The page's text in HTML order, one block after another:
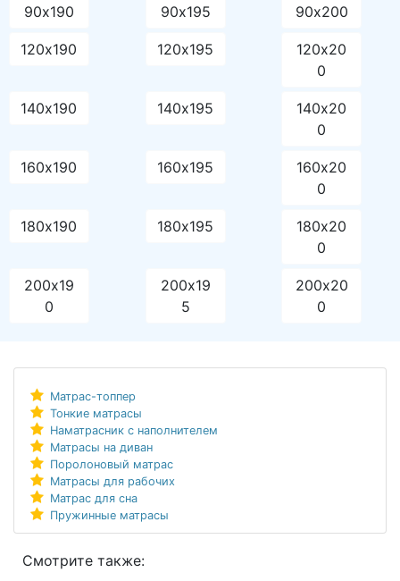
90х190 90х195 90х200
120х190 120х195
120х20
0
140х190 140х195
140х20
0
160х190 160х195
160х20
0
180х190 180х195
180х20
0
200х19
0
200х19
5
200х20
0
Матрас-топпер
Тонкие матрасы
Наматрасник с наполнителем
Матрасы на диван
Поролоновый матрас
Матрасы для рабочих
Матрас для сна
Пружинные матрасы
Смотрите также: